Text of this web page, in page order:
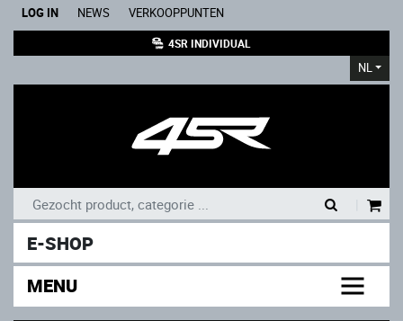
LOG IN NEWS VERKOOPPUNTEN
4SR INDIVIDUAL
NL
E-SHOP
MENU